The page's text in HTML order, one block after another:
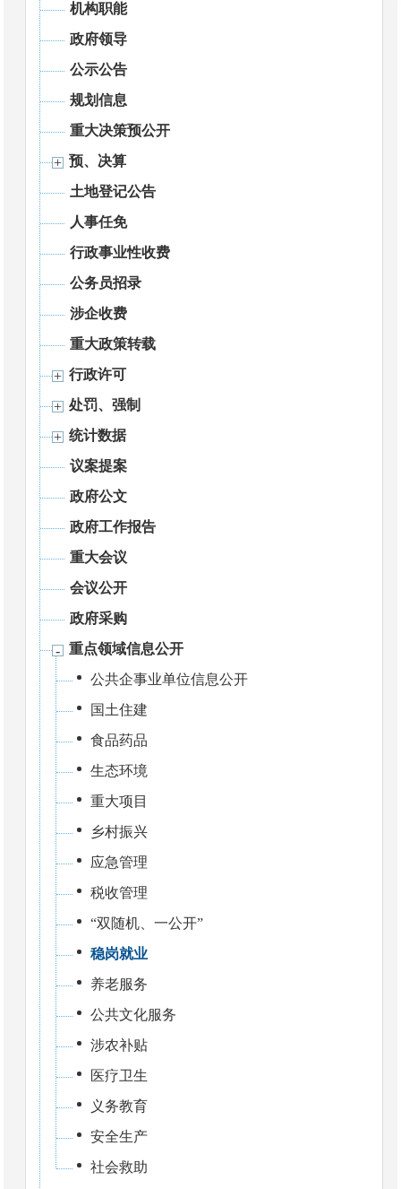
机构职能
政府领导
公示公告
规划信息
重大决策预公开
预、决算
土地登记公告
人事任免
行政事业性收费
公务员招录
涉企收费
重大政策转载
行政许可
处罚、强制
统计数据
议案提案
政府公文
政府工作报告
重大会议
会议公开
政府采购
重点领域信息公开
公共企事业单位信息公开
国土住建
食品药品
生态环境
重大项目
乡村振兴
应急管理
税收管理
“双随机、一公开”
稳岗就业
养老服务
公共文化服务
涉农补贴
医疗卫生
义务教育
安全生产
社会救助